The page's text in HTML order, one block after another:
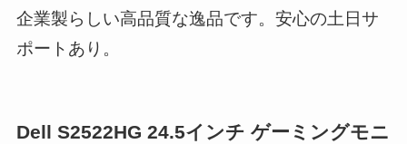
企業製らしい高品質な逸品です。安心の土日サ
ポートあり。
Dell S2522HG 24.5インチ ゲーミングモニ